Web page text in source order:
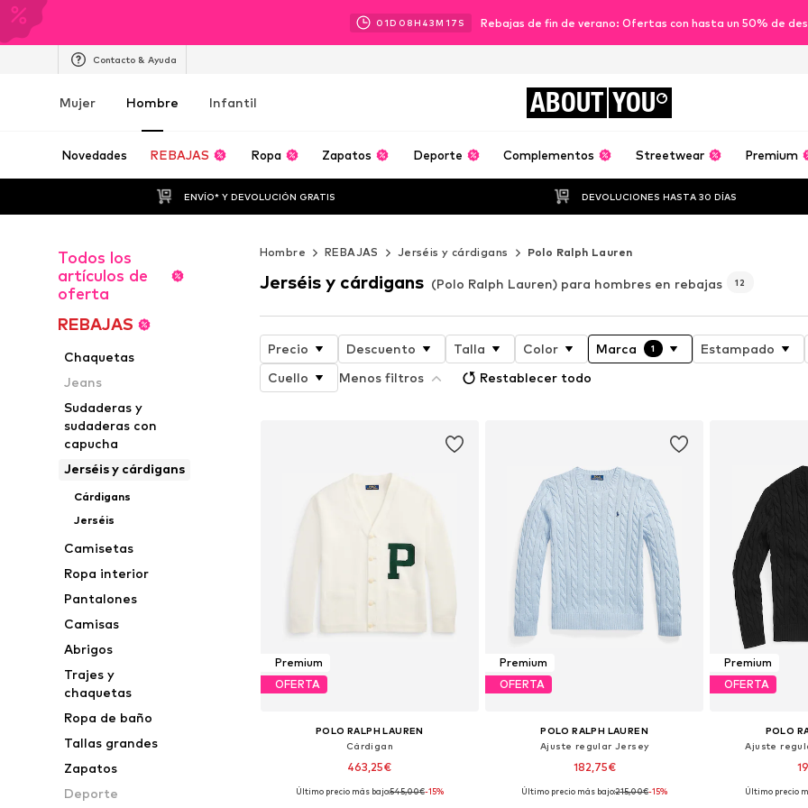
01D 08H 43M 16 S Rebajas de fin de verano: Ofertas con hasta un 50% de
Contacto & Ayuda
Mujer Hombre Infantil ABOUT YOU
Novedades REBAJAS Ropa Zapatos Deporte Complementos Streetwear Premium
ENVÍO* Y DEVOLUCIÓN GRATIS DEVOLUCIONES HASTA 30 DÍAS
Todos los
artículos de
oferta
REBAJAS
Chaquetas
Jeans
Sudaderas y
sudaderas con
capucha
Jerséis y cárdigans
Cárdigans
Jerséis
Camisetas
Ropa interior
Pantalones
Camisas
Abrigos
Trajes y
chaquetas
Ropa de baño
Tallas grandes
Zapatos
Deporte
Hombre REBAJAS Jerséis y cárdigans Polo Ralph Lauren
Jerséis y cárdigans (Polo Ralph Lauren) para hombres en rebajas 12
Precio Descuento Talla Color Marca 1 Estampado
Cuello
Menos filtros Restablecer todo
Premium
OFERTA
POLO RALPH LAUREN
Cárdigan
463,25€
Tallas disponibles: M, L, XL
Último precio más bajo:545,00€-15%
Premium
OFERTA
POLO RALPH LAUREN
Ajuste regular Jersey
182,75€
+9
Tallas disponibles: S, M, L, XL, XXL
Último precio más bajo:215,00€-15%
Premium
OFERTA
POLO
Ajuste
Tallas
Último precio